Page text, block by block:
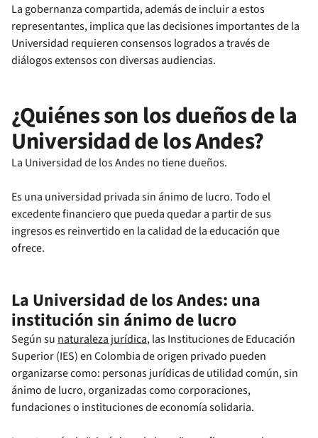
La gobernanza compartida, además de incluir a estos
representantes, implica que las decisiones importantes de la
Universidad requieren consensos logrados a través de
diálogos extensos con diversas audiencias.
¿Quiénes son los dueños de la
Universidad de los Andes?
La Universidad de los Andes no tiene dueños.
Es una universidad privada sin ánimo de lucro. Todo el
excedente financiero que pueda quedar a partir de sus
ingresos es reinvertido en la calidad de la educación que
ofrece.
La Universidad de los Andes: una
institución sin ánimo de lucro
Según su naturaleza jurídica, las Instituciones de Educación
Superior (IES) en Colombia de origen privado pueden
organizarse como: personas jurídicas de utilidad común, sin
ánimo de lucro, organizadas como corporaciones,
fundaciones o instituciones de economía solidaria.